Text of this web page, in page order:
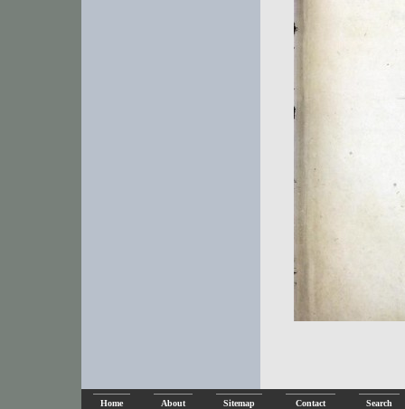
Home About Sitemap Contact Search